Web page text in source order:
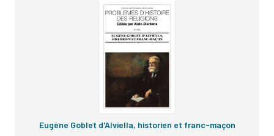
Eugène Goblet d'Alviella, historien et franc-maçon